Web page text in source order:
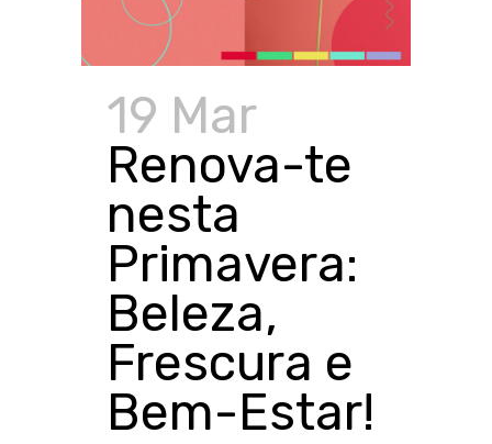
19 Mar
Renova-te
nesta
Primavera:
Beleza,
Frescura e
Bem-Estar!